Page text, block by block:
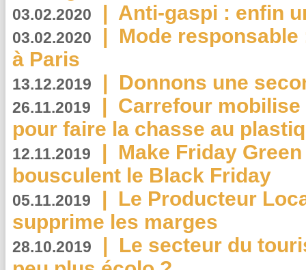
03.02.2020 | Anti-gaspi : enfin
03.02.2020 | Mode
à Paris
13.12.2019 | Donnons une
26.11.2019 | Carrefour
pour faire la chasse au
12.11.2019 | Make Friday
bousculent le Black Friday
05.11.2019 | Le Producteur
supprime les marges
28.10.2019 | Le secteur du